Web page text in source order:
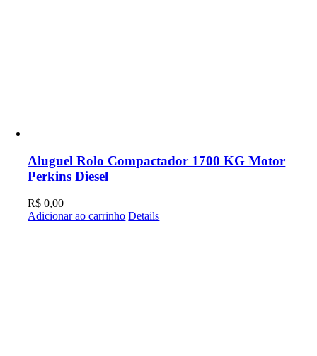
Aluguel Rolo Compactador 1700 KG Motor
Perkins Diesel
R$ 0,00
Adicionar ao carrinho Details